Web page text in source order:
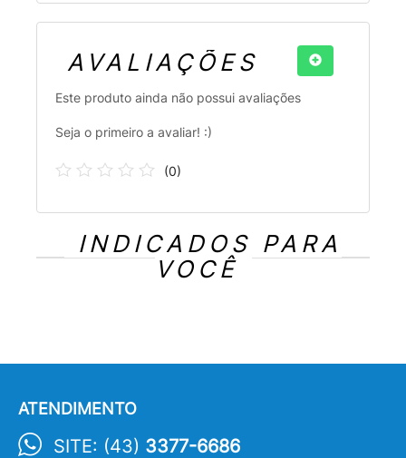
AVALIAÇÕES
Este produto ainda não possui avaliações
Seja o primeiro a avaliar! :)
(0)
INDICADOS PARA
VOCÊ
ATENDIMENTO
SITE: (43) 3377-6686